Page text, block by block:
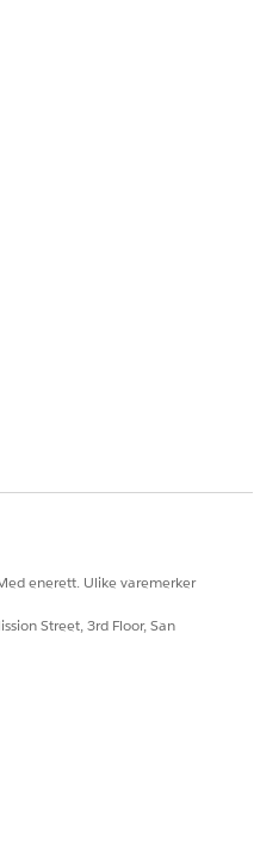
enerett. Ulike varemerker
Street, 3rd Floor, San